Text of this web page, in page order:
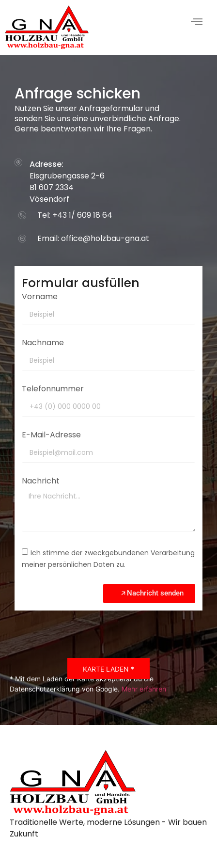
Anfrage schicken
Nutzen Sie unser Anfrageformular und
senden Sie uns eine unverbindliche Anfrage.
Gerne beantworten wir Ihre Fragen.
Adresse:
Eisgrubengasse 2-6
B1 607 2334
Vösendorf
Tel: +43 1/ 609 18 64
Email: office@holzbau-gna.at
Formular ausfüllen
Vorname
Nachname
Telefonnummer
E-Mail-Adresse
Nachricht
Ich stimme der zweckgebundenen Verarbeitung
meiner persönlichen Daten zu.
Nachricht senden
KARTE LADEN *
* Mit dem Laden der Karte akzeptierst du die
Datenschutzerklärung von Google. Mehr erfahren
Traditionelle Werte, moderne Lösungen - Wir bauen
Zukunft